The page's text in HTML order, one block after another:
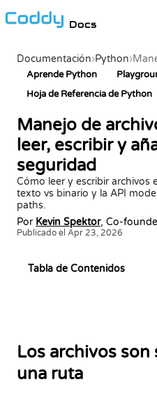
Docs
Documentación›Python›
Aprende Python
Hoja de Referencia de Python
Manejo de
leer, escribir y
seguridad
Cómo leer y escribir archivos
texto vs binario y la API
paths.
Por Kevin Spektor, Co-
Publicado el Apr 23, 2026
Los archivos
una ruta
Tabla de Contenidos